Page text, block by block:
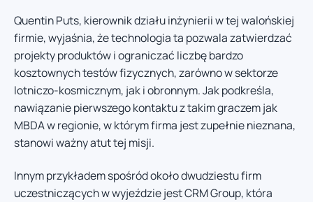
Quentin Puts, kierownik działu inżynierii w tej walońskiej
firmie, wyjaśnia, że technologia ta pozwala zatwierdzać
projekty produktów i ograniczać liczbę bardzo
kosztownych testów fizycznych, zarówno w sektorze
lotniczo-kosmicznym, jak i obronnym. Jak podkreśla,
nawiązanie pierwszego kontaktu z takim graczem jak
MBDA w regionie, w którym firma jest zupełnie nieznana,
stanowi ważny atut tej misji.
Innym przykładem spośród około dwudziestu firm
uczestniczących w wyjeździe jest CRM Group, która